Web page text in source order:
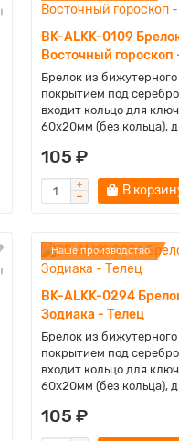
BK-ALKK-0109
Восточный гороскоп
Брелок из бижутерного
покрытием под
входит кольцо для
60х20мм (без кольца),
105 ₽
В
Наше производство
BK-ALKK-0294
Зодиака - Телец
Брелок из бижутерного
покрытием под
входит кольцо для
60х20мм (без кольца),
105 ₽